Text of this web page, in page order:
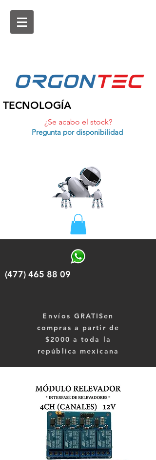
ORGONtEc
TECNOLOGÍA
¿Se acabo el stock?
Pregunta por disponibilidad
(477) 465 88 09
Envíos GRATISen
compras a partir de
$2000 a toda la
república mexicana